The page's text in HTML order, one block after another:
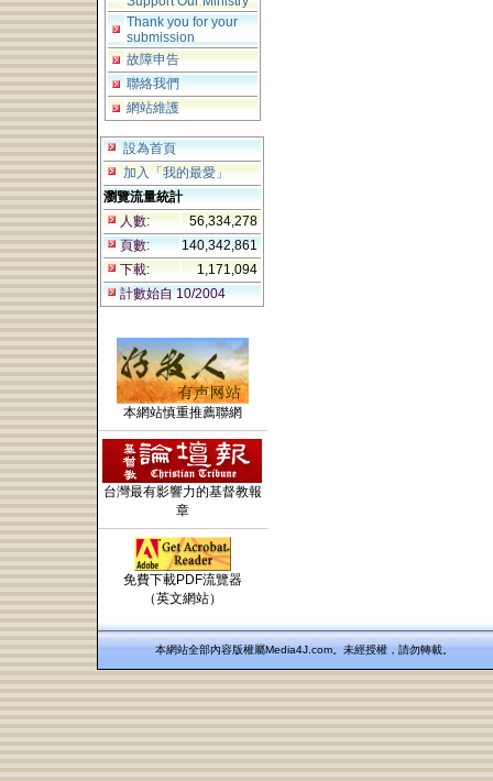
Thank you for your
submission
故障申告
聯絡我們
網站維護
設為首頁
加入「我的最愛」
瀏覽流量統計
人數:
56,334,278
頁數:
140,342,861
下載:
1,171,094
計數始自 10/2004
本網站慎重推薦聯網
台灣最有影響力的基督教報
章
免費下載PDF流覽器
（英文網站）
本網站全部內容版權屬Media4J.com。未經授權，請勿轉載。